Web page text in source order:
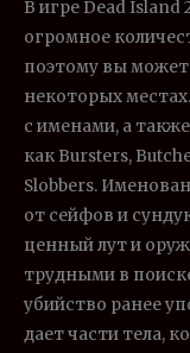
В игре Dead
огромное
поэтому вы
некоторых
с именами, а
как Bursters,
Slobbers.
от сейфов и
ценный лут и
трудными в
убийство ранее
дает части тела,